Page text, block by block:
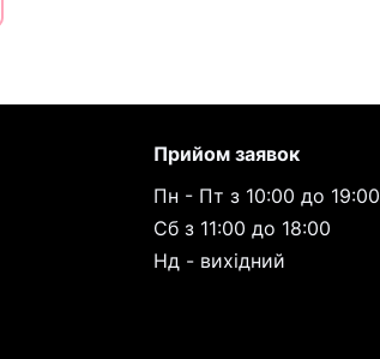
Прийом заявок
Пн - Пт з 10:00 до 19:00
Сб з 11:00 до 18:00
Нд - вихідний